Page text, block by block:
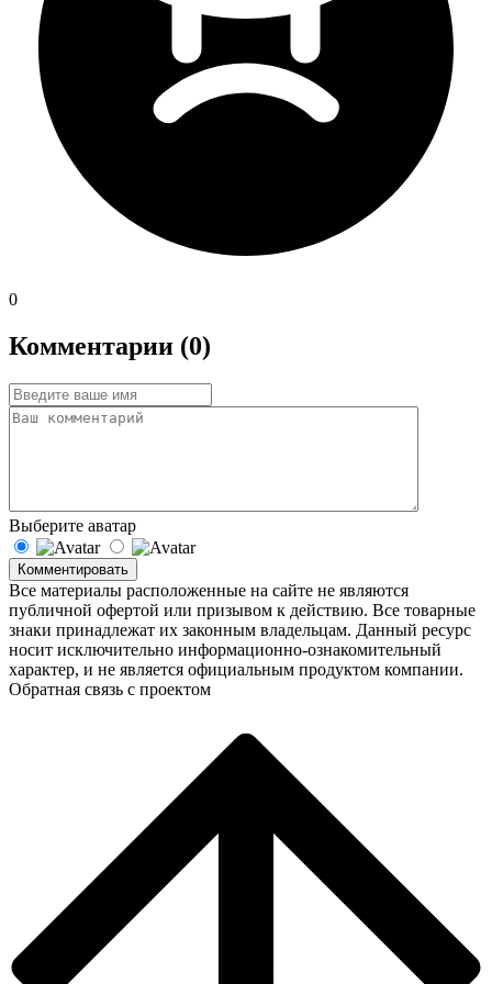
0
Комментарии (0)
Выберите аватар
Комментировать
Все материалы расположенные на сайте не являются
публичной офертой или призывом к действию. Все товарные
знаки принадлежат их законным владельцам. Данный ресурс
носит исключительно информационно-ознакомительный
характер, и не является официальным продуктом компании.
Обратная связь с проектом